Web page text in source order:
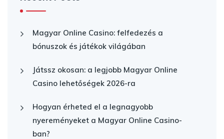
Magyar Online Casino: felfedezés a
bónuszok és játékok világában
Játssz okosan: a legjobb Magyar Online
Casino lehetőségek 2026-ra
Hogyan érheted el a legnagyobb
nyereményeket a Magyar Online Casino-
ban?